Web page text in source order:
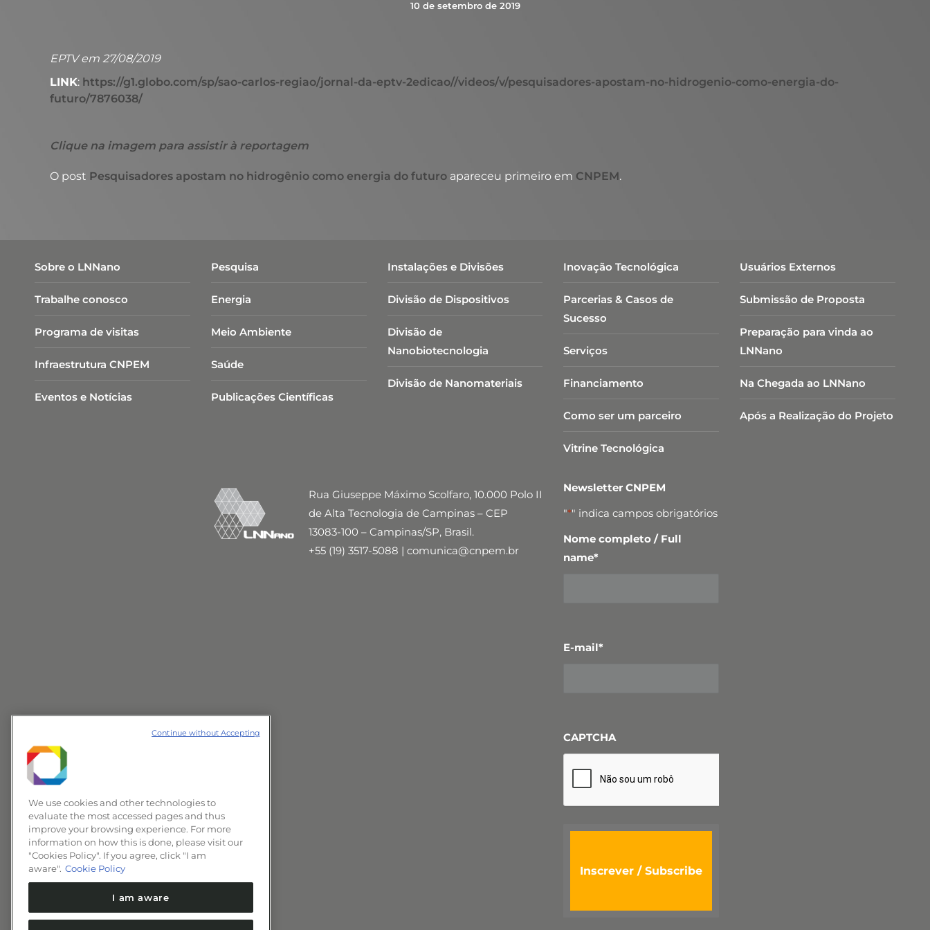
10 de setembro de 2019
EPTV em 27/08/2019
LINK: https://g1.globo.com/sp/sao-carlos-regiao/jornal-da-eptv-2edicao//videos/v/pesquisadores-apostam-no-hidrogenio-como-energia-do-
futuro/7876038/
Clique na imagem para assistir à reportagem
O post Pesquisadores apostam no hidrogênio como energia do futuro apareceu primeiro em CNPEM.
Sobre o LNNano
Trabalhe conosco
Programa de visitas
Infraestrutura CNPEM
Eventos e Notícias
Pesquisa
Energia
Meio Ambiente
Saúde
Publicações Científicas
Instalações e Divisões
Divisão de Dispositivos
Divisão de
Nanobiotecnologia​
Divisão de Nanomateriais
Inovação Tecnológica
Parcerias & Casos de
Sucesso
Serviços
Financiamento
Como ser um parceiro
Vitrine Tecnológica
Usuários Externos
Submissão de Proposta
Preparação para vinda ao
LNNano
Na Chegada ao LNNano
Após a Realização do Projeto
Rua Giuseppe Máximo Scolfaro, 10.000 Polo II
de Alta Tecnologia de Campinas – CEP
13083-100 – Campinas/SP, Brasil.
+55 (19) 3517-5088 | comunica@cnpem.br
Newsletter CNPEM
"*" indica campos obrigatórios
Nome completo / Full
name*
E-mail*
CAPTCHA
We use cookies and other technologies to
evaluate the most accessed pages and thus
improve your browsing experience. For more
information on how this is done, please visit our
"Cookies Policy". If you agree, click "I am
aware". Cookie Policy
I am aware
Continue without Accepting